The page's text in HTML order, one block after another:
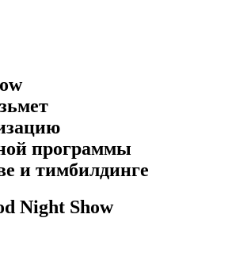
программы
и тимбилдинге
Night Show